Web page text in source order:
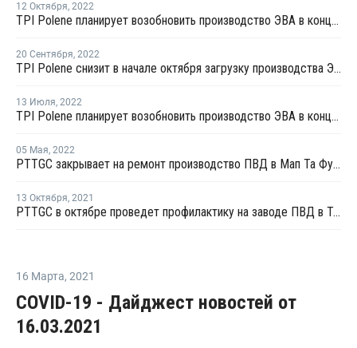
12 Октября, 2022
TPI Polene планирует возобновить производство ЭВА в конце октября
20 Сентября, 2022
TPI Polene снизит в начале октября загрузку производства ЭВА в Таиланде
13 Июля, 2022
TPI Polene планирует возобновить производство ЭВА в конце июля
05 Мая, 2022
PTTGC закрывает на ремонт производство ПВД в Мап Та Футе
13 Октября, 2021
PTTGC в октябре проведет профилактику на заводе ПВД в Таиланде
16 Марта, 2021
COVID-19 - Дайджест новостей от
16.03.2021